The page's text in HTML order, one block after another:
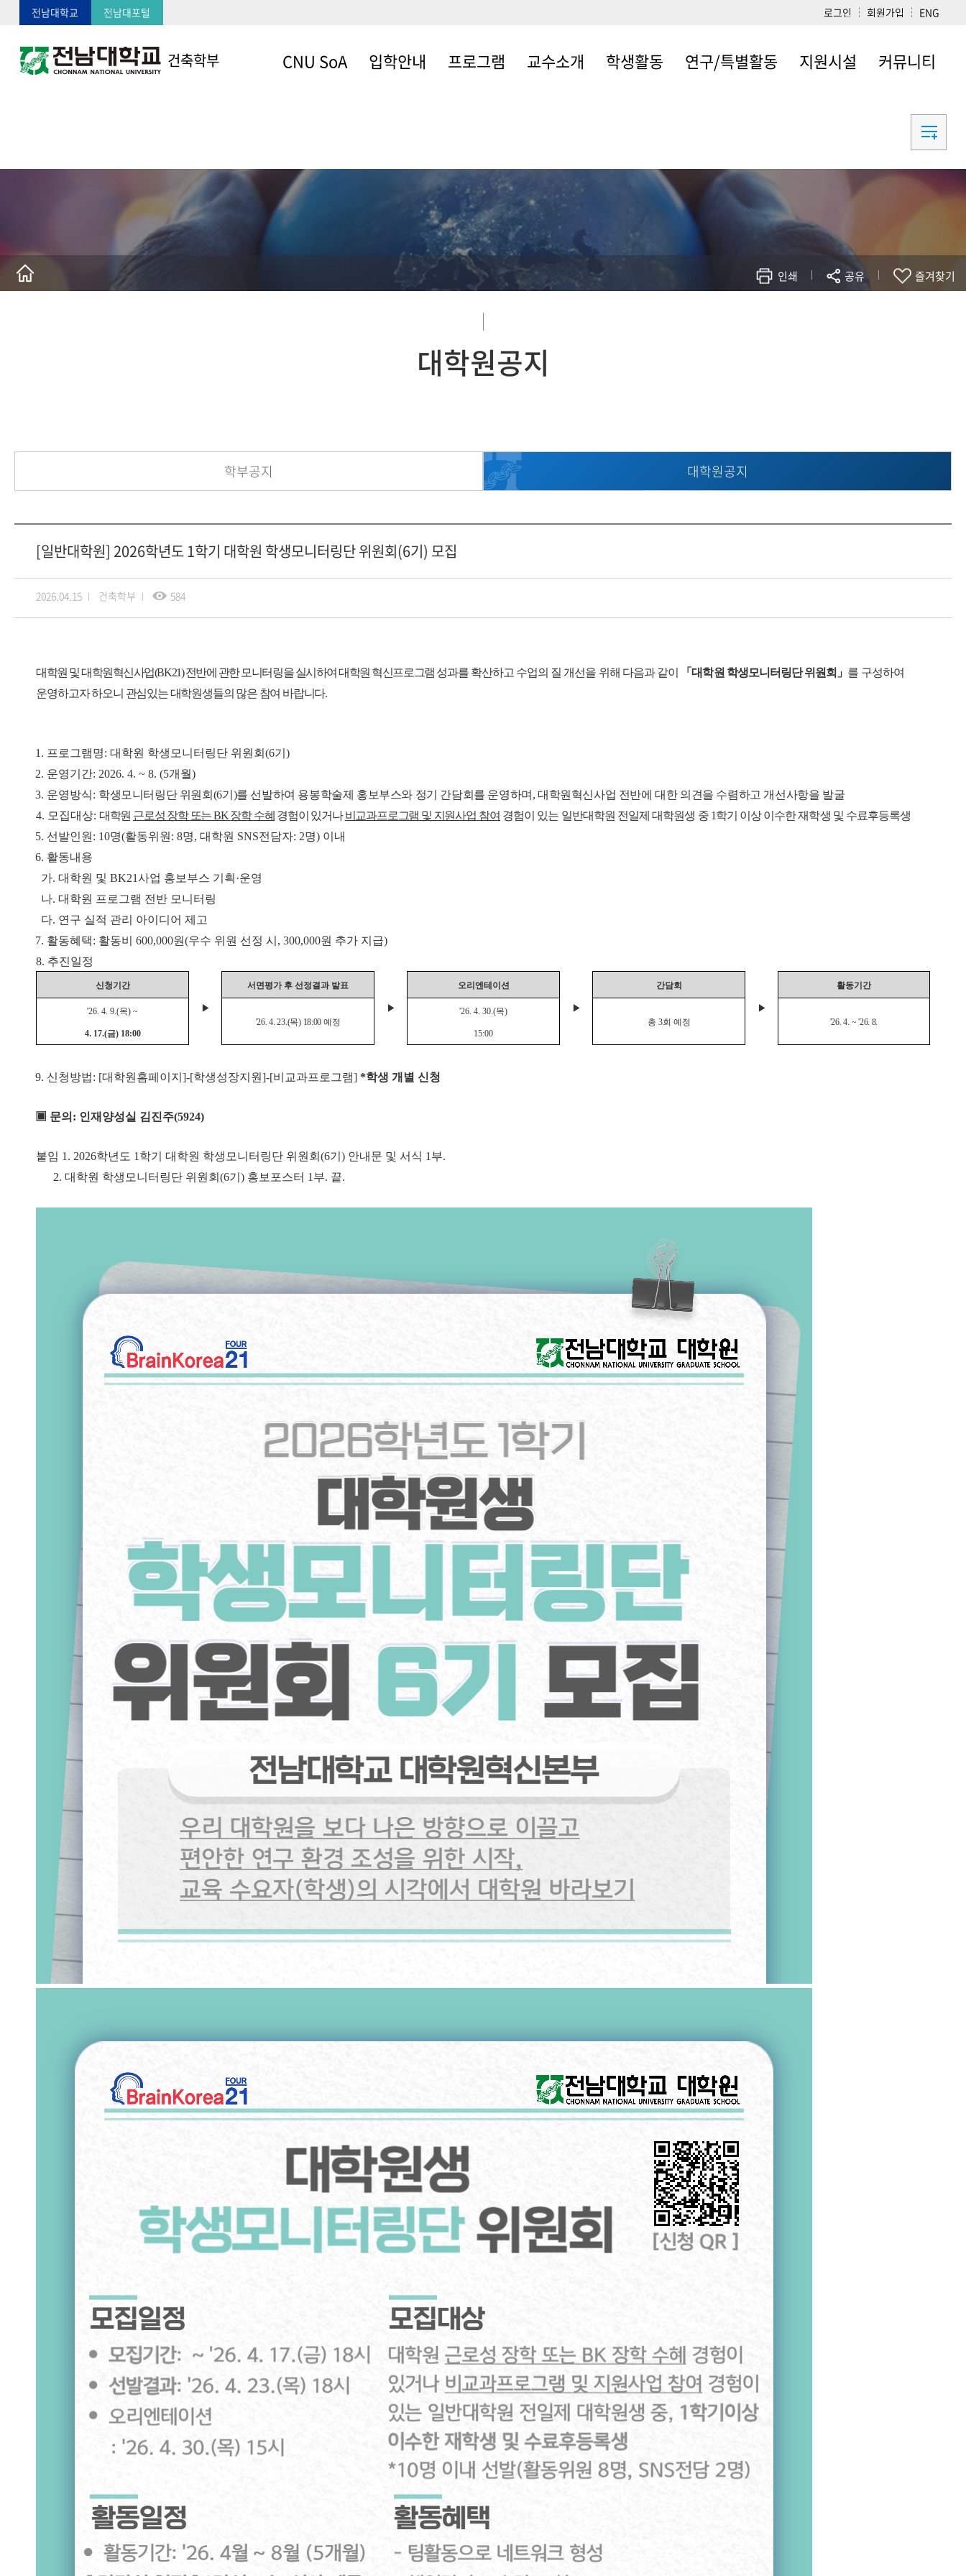
전남대학교 전남대포털 로그인 회원가입 ENG
건축학부 CNU SoA
공지사항
온라인 입학설명회
입학안내 프로그램 교수소개 학생활동
인턴십프로그램
장학제도
연구/특별활동
바이오하우징연구소
전시회
강연시리즈
디자인워크숍
답사프로그램
지원시설
바이오하우징
구조/재료실험동
정밀구조해설실험
실
잔향실험실
CAAD실 및 출력실
모형제작실 및
커뮤니티
SoA 갤러리
SoA 동문회
최근소식
건축관련 사이트
인쇄 공유 즐겨찾기
대학원공지
학부공지 대학원공지
[일반대학원] 2026학년도 1학기 대학원 학생모니터링단 위원회(6기) 모집
2026.04.15 건축학부 584
대학원 및 대학원혁신사업(BK21)전반에 관한 모니터링을 실시하여 대학원 혁신프로그램 성과를 확산하고 수업의 질 개선을 위해 다음과 같이 「대학원 학생모니터링단 위원회 」 를 구성하여
운영하고자 하오니 관심있는 대학원생들의 많은 참여 바랍니다.
1. 프로그램명:대학원 학생모니터링단 위원회(6기)
2. 운영기간: 2026. 4. ~ 8. (5개월)
3. 운영방식: 학생모니터링단 위원회 (6기 )를 선발하여 용봉학술제 홍보부스와 정기 간담회를 운영하며 , 대학원혁신사업 전반에 대한 의견을 수렴하고 개선사항을 발굴
4. 모집대상: 대학원 근로성 장학 또는BK장학 수혜 경험이 있거나비교과프로그램 및 지원사업 참여 경험이 있는 일반대학원 전일제 대학원생 중 1학기 이상 이수한 재학생 및 수료후등록생
5. 선발인원 : 10명(활동위원 : 8명,대학원 SNS전담자: 2명) 이내
6. 활동내용
가.대학원 및BK21사업 홍보부스 기획·운영
나.대학원 프로그램 전반 모니터링
다. 연구 실적 관리 아이디어 제고
7. 활동혜택: 활동비600,000원(우수 위원 선정 시 , 300,000원 추가 지급)
8. 추진일정
신청기간
▶
서면평가 후 선정결과 발표
▶
오리엔테이션
▶
간담회
▶
활동기간
'26. 4. 9.(목) ~
4. 17.(금) 18:00
'26. 4. 23.(목) 18:00 예정
'26. 4. 30.(목)
15:00
총 3회 예정 '26. 4. ~ '26. 8.
9. 신청방법: [대학원홈페이지]-[학생성장지원]-[비교과프로그램] *학생 개별 신청
▣ 문의 : 인재양성실 김진주(5924)
붙임 1. 2026학년도 1 학기 대학원 학생모니터링단 위원회 (6기 ) 안내문 및 서식 1 부.
2. 대학원 학생모니터링단 위원회 (6기 ) 홍보포스터 1 부. 끝.